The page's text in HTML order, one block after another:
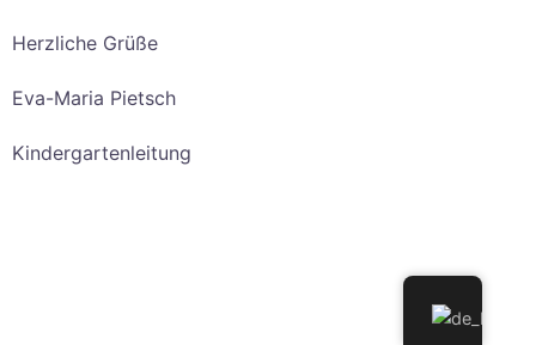
Herzliche Grüße
Eva-Maria Pietsch
Kindergartenleitung